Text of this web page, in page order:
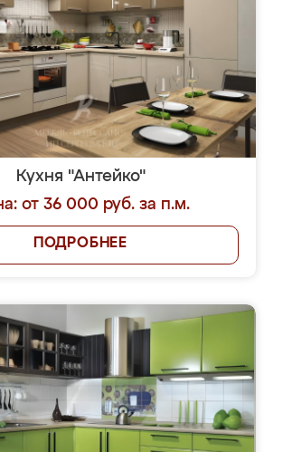
Кухня "Антейко"
от 36 000 руб. за п.м.
ПОДРОБНЕЕ